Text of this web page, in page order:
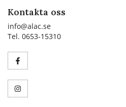
Kontakta oss
info@alac.se
Tel. 0653-15310